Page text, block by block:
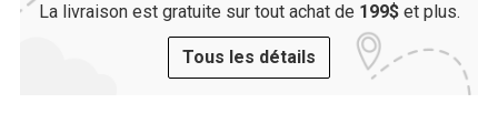
La livraison est gratuite sur tout achat de 199$et plus.
Tous les détails